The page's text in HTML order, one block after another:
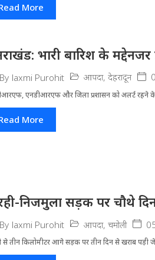
More
भारी बारिश के
By laxmi Purohit आपदा, देहरादून
एनडीआरएफ और जिला प्रशासन को अलर्ट रहने के
More
निजमुला सड़क पर चौथे
By laxmi Purohit आपदा, चमोली
से तीन किलोमीटर आगे सड़क पर तीन दिन से खराब